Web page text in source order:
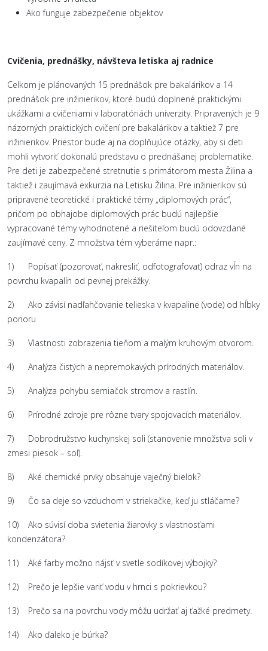
Ako funguje zabezpečenie objektov
Cvičenia, prednášky, návšteva letiska aj radnice
Celkom je plánovaných 15 prednášok pre bakalárikov a 14
prednášok pre inžinierikov, ktoré budú doplnené praktickými
ukážkami a cvičeniami v laboratóriách univerzity. Pripravených je 9
názorných praktických cvičení pre bakalárikov a taktiež 7 pre
inžinierikov. Priestor bude aj na doplňujúce otázky, aby si deti
mohli vytvoriť dokonalú predstavu o prednášanej problematike.
Pre deti je zabezpečené stretnutie s primátorom mesta Žilina a
taktiež i zaujímavá exkurzia na Letisku Žilina. Pre inžinierikov sú
pripravené teoretické i praktické témy „diplomových prác“,
pričom po obhajobe diplomových prác budú najlepšie
vypracované témy vyhodnotené a riešiteľom budú odovzdané
zaujímavé ceny. Z množstva tém vyberáme napr.:
1) Popísať (pozorovať, nakresliť, odfotografovať) odraz vĺn na
povrchu kvapalín od pevnej prekážky.
2) Ako závisí nadľahčovanie telieska v kvapaline (vode) od hĺbky
ponoru
3) Vlastnosti zobrazenia tieňom a malým kruhovým otvorom.
4) Analýza čistých a nepremokavých prírodných materiálov.
5) Analýza pohybu semiačok stromov a rastlín.
6) Prírodné zdroje pre rôzne tvary spojovacích materiálov.
7) Dobrodružstvo kuchynskej soli (stanovenie množstva soli v
zmesi piesok – soľ).
8) Aké chemické prvky obsahuje vaječný bielok?
9) Čo sa deje so vzduchom v striekačke, keď ju stláčame?
10) Ako súvisí doba svietenia žiarovky s vlastnosťami
kondenzátora?
11) Aké farby možno nájsť v svetle sodíkovej výbojky?
12) Prečo je lepšie variť vodu v hrnci s pokrievkou?
13) Prečo sa na povrchu vody môžu udržať aj ťažké predmety.
14) Ako ďaleko je búrka?